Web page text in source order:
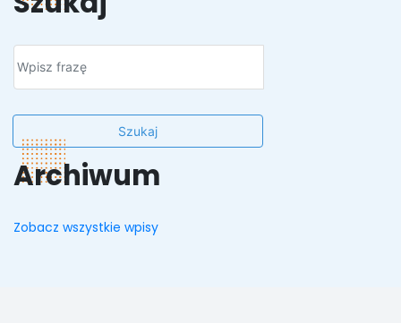
Archiwum
Zobacz wszystkie wpisy